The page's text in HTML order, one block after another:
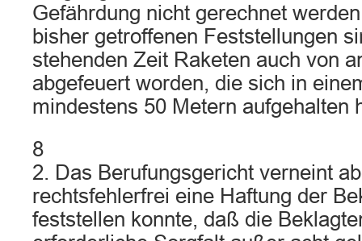
Gefährdung nicht gerechnet
bisher getroffenen Feststellungen
stehenden Zeit Raketen auch von
abgefeuert worden, die sich in
mindestens 50 Metern aufgehalten
8
2. Das Berufungsgericht verneint
rechtsfehlerfrei eine Haftung der
feststellen konnte, daß die